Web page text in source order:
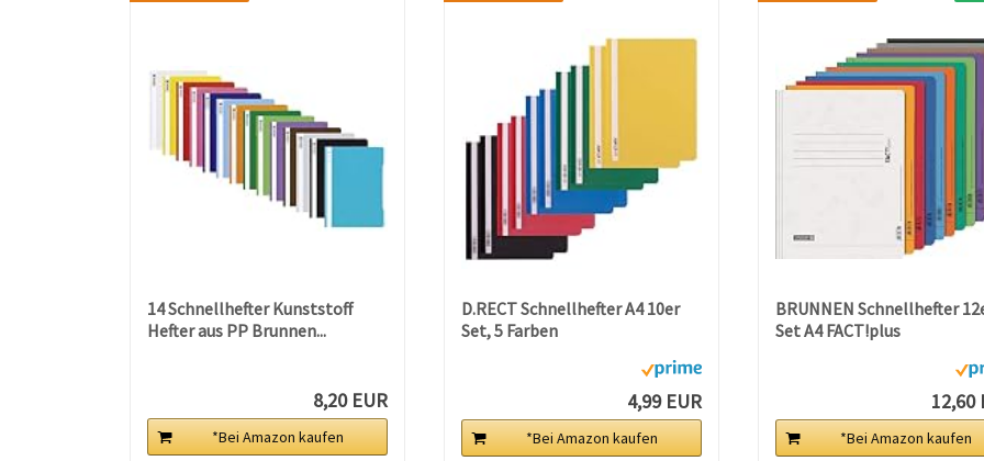
14 Schnellhefter Kunststoff
Hefter aus PP Brunnen...
8,20 EUR
*Bei Amazon kaufen
D.RECT Schnellhefter A4 10er
Set, 5 Farben
4,99 EUR
*Bei Amazon kaufen
BRUNNEN Schnellhefter
Set A4 FACT!plus
12,60
*Bei Amazon kaufen